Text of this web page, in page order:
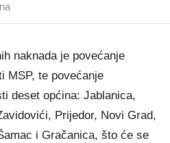
naknada je povećanje
MSP, te povećanje
deset općina: Jablanica,
Prijedor, Novi Grad,
i Gračanica, što će se